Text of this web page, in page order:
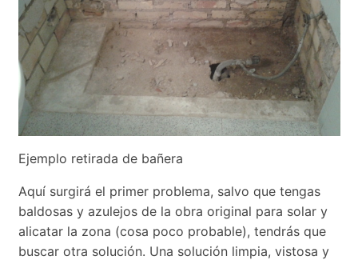
Ejemplo retirada de bañera
Aquí surgirá el primer problema, salvo que tengas
baldosas y azulejos de la obra original para solar y
alicatar la zona (cosa poco probable), tendrás que
buscar otra solución. Una solución limpia, vistosa y